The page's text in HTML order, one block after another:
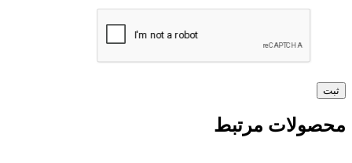
محصولات مرتبط